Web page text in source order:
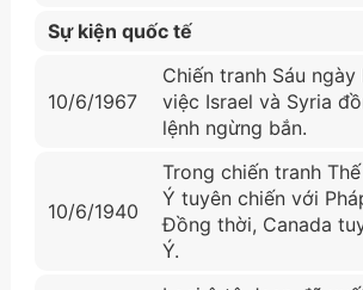
Sự kiện quốc tế
10/6/1967
Chiến tranh Sáu
việc Israel và Syria
lệnh ngừng bắn.
10/6/1940
Trong chiến tranh
Ý tuyên chiến với
Đồng thời, Canada
Ý.